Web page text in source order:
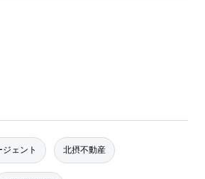
ェント 北摂不動産